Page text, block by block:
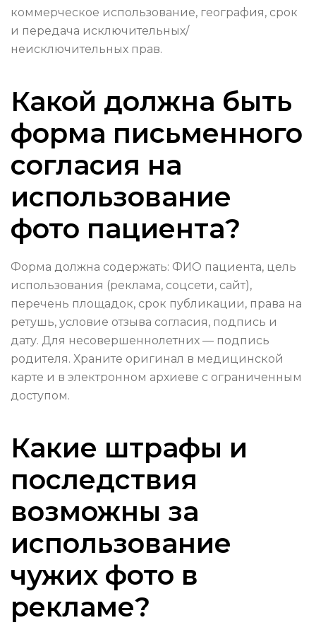
коммерческое использование, география, срок
и передача исключительных/
неисключительных прав.
Какой должна быть
форма письменного
согласия на
использование
фото пациента?
Форма должна содержать: ФИО пациента, цель
использования (реклама, соцсети, сайт),
перечень площадок, срок публикации, права на
ретушь, условие отзыва согласия, подпись и
дату. Для несовершеннолетних — подпись
родителя. Храните оригинал в медицинской
карте и в электронном архиеве с ограниченным
доступом.
Какие штрафы и
последствия
возможны за
использование
чужих фото в
рекламе?